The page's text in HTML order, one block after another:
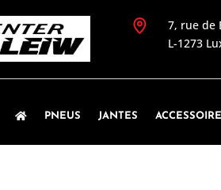
7, rue de
L-1273
PNEUS JANTES